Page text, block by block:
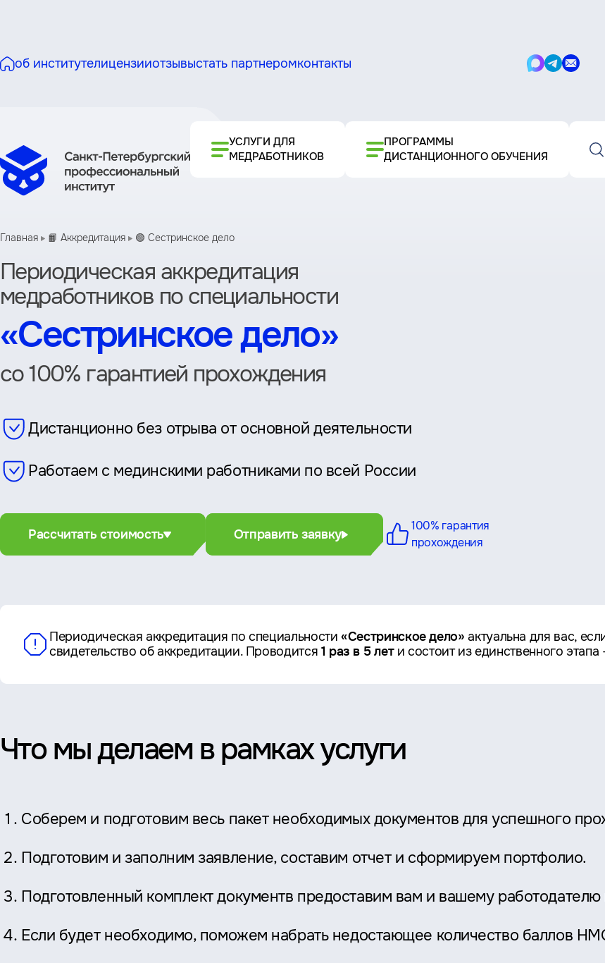
об институтелицензииотзывыстать партнеромконтакты
Написать
Написать
Написать
УСЛУГИ ДЛЯ
МЕДРАБОТНИКОВ
ПРОГРАММЫ
ДИСТАНЦИОННОГО ОБУЧЕНИЯ
Главная 📙 Аккредитация 🟢 Сестринское дело
Периодическая аккредитация
медработников по специальности
«Сестринское дело»
со 100% гарантией прохождения
Дистанционно без отрыва от основной деятельности
Работаем с мединскими работниками по всей России
Рассчитать стоимость Отправить заявку
100% гарантия
прохождения
Периодическая аккредитация по специальности«Сестринское дело» актуальна для вас,
свидетельство об аккредитации. Проводится 1 раз в 5 лети состоит из единственного
Что мы делаем в рамках услуги
Соберем и подготовим весь пакет необходимых документов для успешного
Подготовим и заполним заявление, составим отчет и сформируем портфолио.
Подготовленный комплект документв предоставим вам и вашему работодателю
Если будет необходимо, поможем набрать недостающее количество баллов